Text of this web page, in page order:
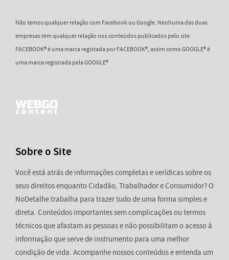
Não temos qualquer relação com Facebook ou Google. Nenhuma das duas
empresas tem qualquer relação nos conteúdos publicados pelo site.
FACEBOOK® é uma marca registada por FACEBOOK®, assim como GOOGLE® é
uma marca registrada pela GOOGLE®
Sobre o Site
Você está atrás de informações completas e verídicas sobre os
seus direitos enquanto Cidadão, Trabalhador e Consumidor? O
NoDetalhe trabalha para trazer tudo de uma forma simples e
direta. Conteúdos importantes sem complicações ou termos
técnicos que afastam as pessoas e não possibilitam o acesso à
informação que serve de instrumento para uma melhor
condição de vida. Acompanhe nossos conteúdos e entenda um